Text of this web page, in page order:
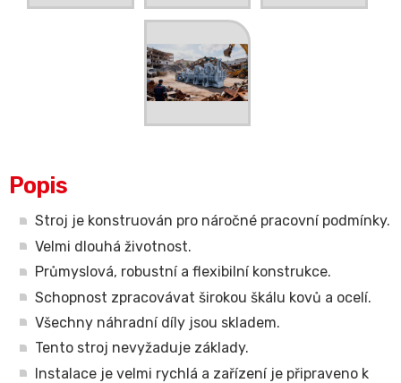
Popis
Stroj je konstruován pro náročné pracovní podmínky.
Velmi dlouhá životnost.
Průmyslová, robustní a flexibilní konstrukce.
Schopnost zpracovávat širokou škálu kovů a ocelí.
Všechny náhradní díly jsou skladem.
Tento stroj nevyžaduje základy.
Instalace je velmi rychlá a zařízení je připraveno k